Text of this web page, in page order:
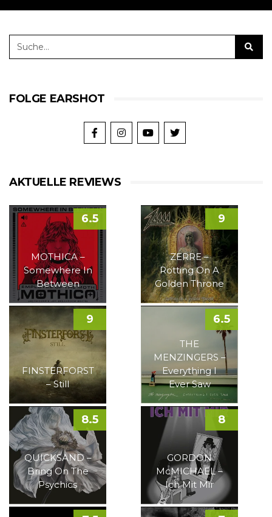
FOLGE EARSHOT
AKTUELLE REVIEWS
MOTHICA –
Somewhere In
Between
6.5
ZERRE –
Rotting On A
Golden Throne
9
FINSTERFORST
– Still
9
THE
MENZINGERS –
Everything I
Ever Saw
6.5
QUICKSAND –
Bring On The
Psychics
8.5
GORDON
McMICHAEL –
Ich Mit Mir
8